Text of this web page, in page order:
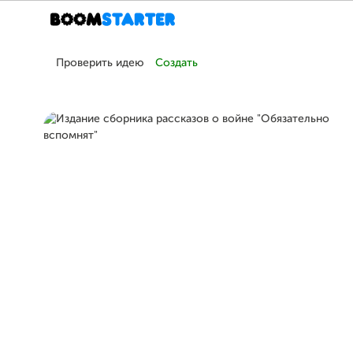
Проверить идею Создать